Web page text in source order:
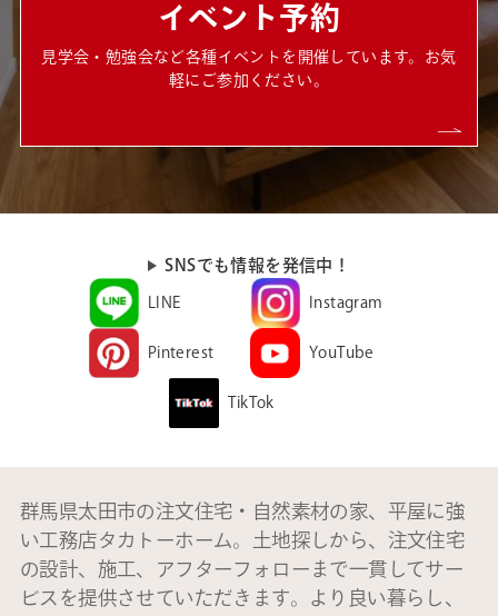
イベント予約
見学会・勉強会など各種イベントを開催しています。お気
軽にご参加ください。
SNSでも情報を発信中！
LINE Instagram
Pinterest YouTube
TikTok
群馬県太田市の注文住宅・自然素材の家、平屋に強
い工務店タカトーホーム。土地探しから、注文住宅
の設計、施工、アフターフォローまで一貫してサー
ビスを提供させていただきます。より良い暮らし、